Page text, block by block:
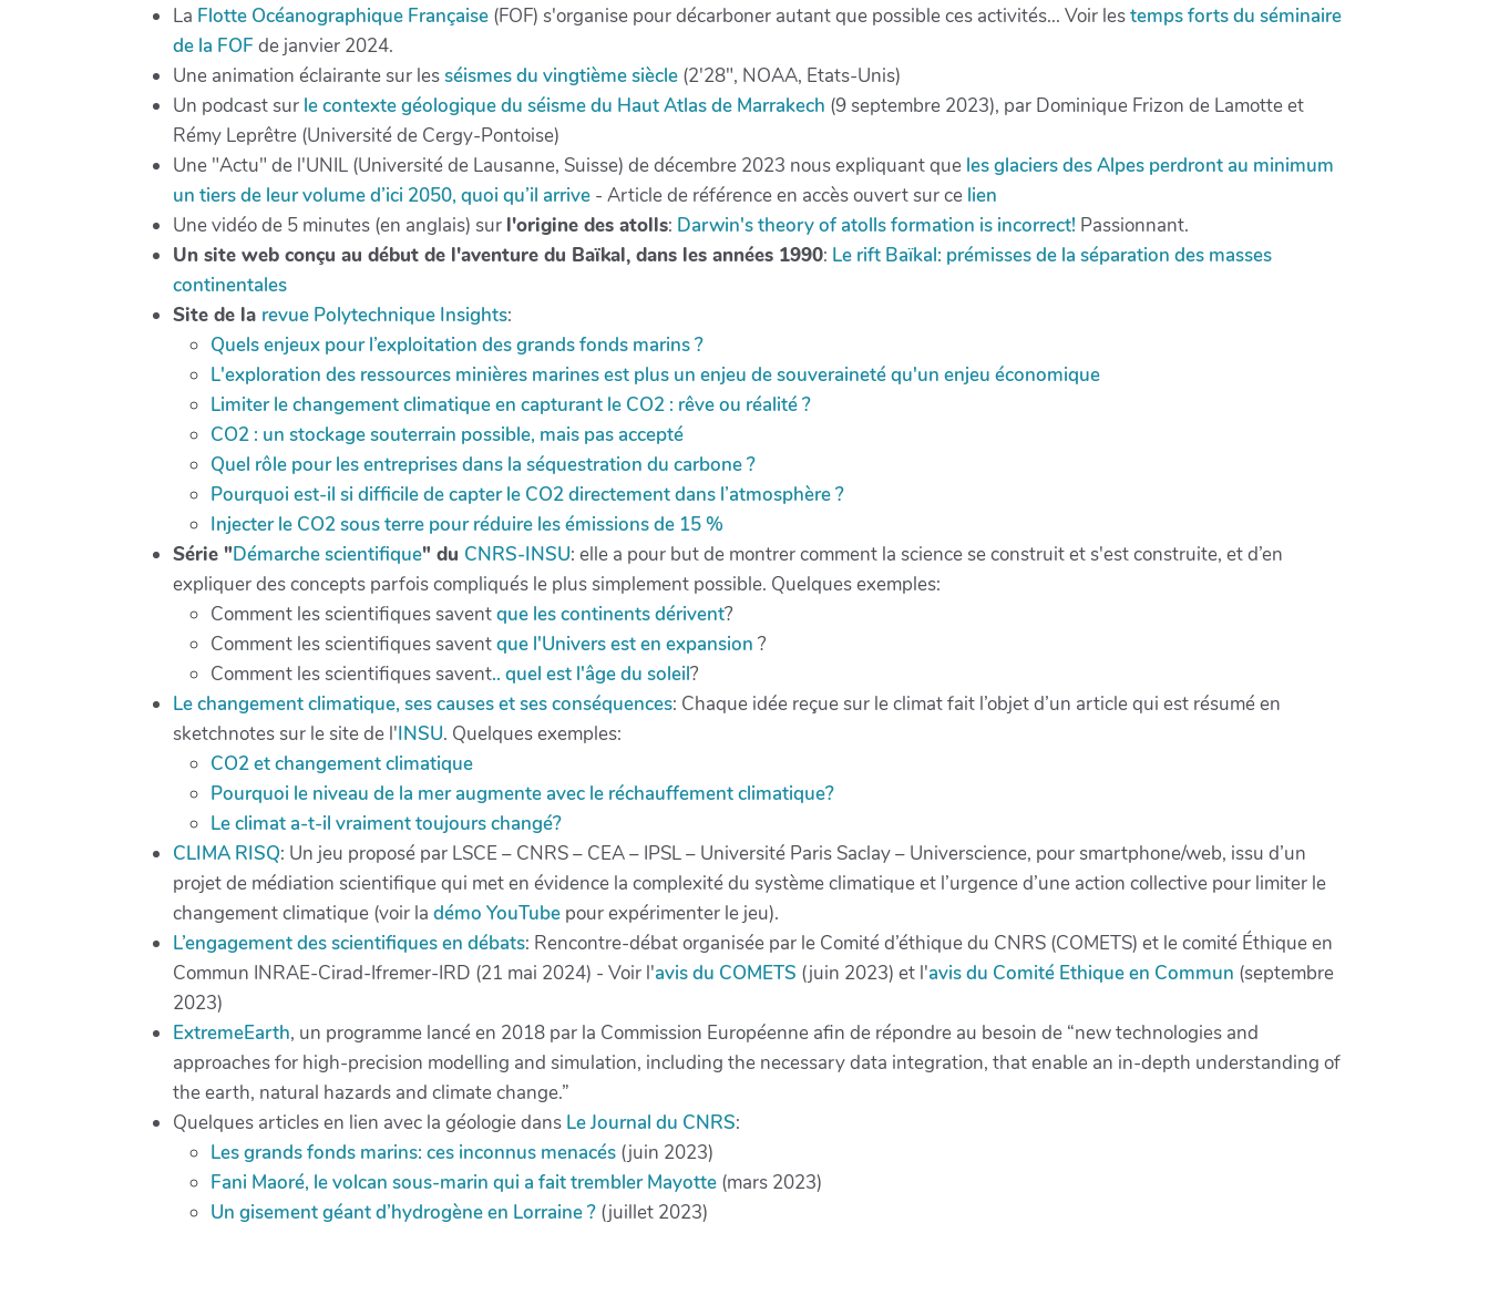
La Flotte Océanographique Française (FOF) s'organise pour décarboner autant que possible ces activités... Voir lestemps forts du séminaire
de la FOF de janvier 2024.
Une animation éclairante sur lesséismes du vingtième siècle (2'28", NOAA, Etats-Unis)
Un podcast sur le contexte géologique du séisme du Haut Atlas de Marrakech (9 septembre 2023), par Dominique Frizon de Lamotte et
Rémy Leprêtre (Université de Cergy-Pontoise)
Une "Actu" de l'UNIL (Université de Lausanne, Suisse) de décembre 2023 nous expliquant que les glaciers des Alpes perdront au minimum
un tiers de leur volume d’ici 2050, quoi qu’il arrive - Article de référence en accès ouvert sur ce lien
Une vidéo de 5 minutes (en anglais) sur l'origine des atolls: Darwin's theory of atolls formation is incorrect! Passionnant.
Un site web conçu au début de l'aventure du Baïkal, dans les années 1990: Le rift Baïkal: prémisses de la séparation des masses
continentales
Site de la revue Polytechnique Insights:
Quels enjeux pour l’exploitation des grands fonds marins ?
L'exploration des ressources minières marines est plus un enjeu de souveraineté qu'un enjeu économique
Limiter le changement climatique en capturant le CO2 : rêve ou réalité ?
CO2 : un stockage souterrain possible, mais pas accepté
Quel rôle pour les entreprises dans la séquestration du carbone ?
Pourquoi est-il si difficile de capter le CO2 directement dans l’atmosphère ?
Injecter le CO2 sous terre pour réduire les émissions de 15 %
Série "Démarche scientifique" du CNRS-INSU: elle a pour but de montrer comment la science se construit et s'est construite, et d’en
expliquer des concepts parfois compliqués le plus simplement possible. Quelques exemples:
Comment les scientifiques saventque les continents dérivent?
Comment les scientifiques saventque l'Univers est en expansion ?
Comment les scientifiques savent.. quel est l'âge du soleil?
Le changement climatique, ses causes et ses conséquences: Chaque idée reçue sur le climat fait l’objet d’un article qui est résumé en
sketchnotes sur le site de l'INSU. Quelques exemples:
CO2 et changement climatique
Pourquoi le niveau de la mer augmente avec le réchauffement climatique?
Le climat a-t-il vraiment toujours changé?
CLIMA RISQ: Un jeu proposé par LSCE – CNRS – CEA – IPSL – Université Paris Saclay – Universcience, pour smartphone/web, issu d’un
projet de médiation scientifique qui met en évidence la complexité du système climatique et l’urgence d’une action collective pour limiter le
changement climatique (voir la démo YouTube pour expérimenter le jeu).
L’engagement des scientifiques en débats: Rencontre-débat organisée par le Comité d’éthique du CNRS (COMETS) et le comité Éthique en
Commun INRAE-Cirad-Ifremer-IRD (21 mai 2024) - Voir l'avis du COMETS (juin 2023) et l'avis du Comité Ethique en Commun (septembre
2023)
ExtremeEarth, un programme lancé en 2018 par la Commission Européenne afin de répondre au besoin de “new technologies and
approaches for high-precision modelling and simulation, including the necessary data integration, that enable an in-depth understanding of
the earth, natural hazards and climate change.”
Quelques articles en lien avec la géologie dans Le Journal du CNRS:
Les grands fonds marins: ces inconnus menacés (juin 2023)
Fani Maoré, le volcan sous-marin qui a fait trembler Mayotte (mars 2023)
Un gisement géant d’hydrogène en Lorraine ? (juillet 2023)